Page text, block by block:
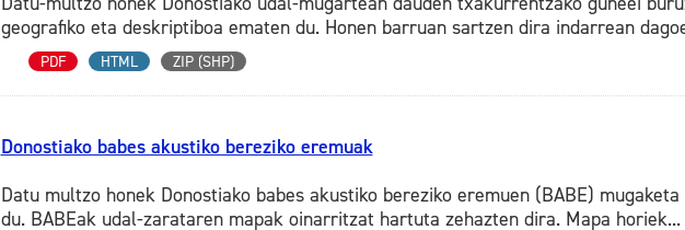
geografiko eta deskriptiboa ematen du. Honen barruan sartzen dira indarrean
PDF HTML ZIP (SHP)
Donostiako babes akustiko bereziko eremuak
Datu multzo honek Donostiako babes akustiko bereziko eremuen (BABE)
du. BABEak udal-zarataren mapak oinarritzat hartuta zehazten dira. Mapa horiek...